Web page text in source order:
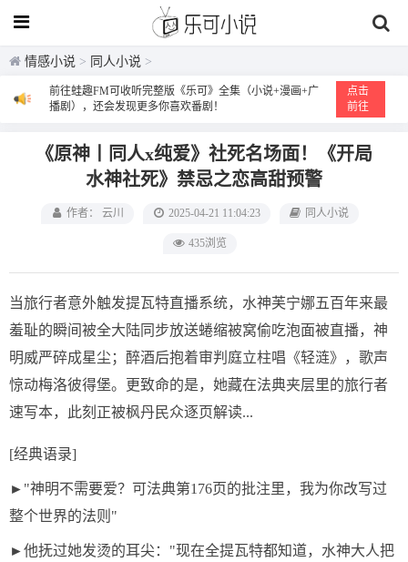
情感小说 > 同人小说 >
前往蛙趣FM可收听完整版《乐可》全集（小说+漫画+广
播剧），还会发现更多你喜欢番剧！
点击
前往
《原神丨同人x纯爱》社死名场面！《开局
水神社死》禁忌之恋高甜预警
作者： 云川 2025-04-21 11:04:23 同人小说
435浏览
当旅行者意外触发提瓦特直播系统，水神芙宁娜五百年来最
羞耻的瞬间被全大陆同步放送蜷缩被窝偷吃泡面被直播，神
明威严碎成星尘；醉酒后抱着审判庭立柱唱《轻涟》，歌声
惊动梅洛彼得堡。更致命的是，她藏在法典夹层里的旅行者
速写本，此刻正被枫丹民众逐页解读...
[经典语录]
►"神明不需要爱？可法典第176页的批注里，我为你改写过
整个世界的法则"
►他抚过她发烫的耳尖："现在全提瓦特都知道，水神大人把